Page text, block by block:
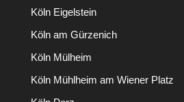
Köln Eigelstein
Köln am Gürzenich
Köln Mülheim
Köln Mühlheim am Wiener Platz